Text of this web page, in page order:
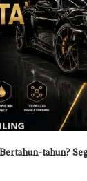
tahun?